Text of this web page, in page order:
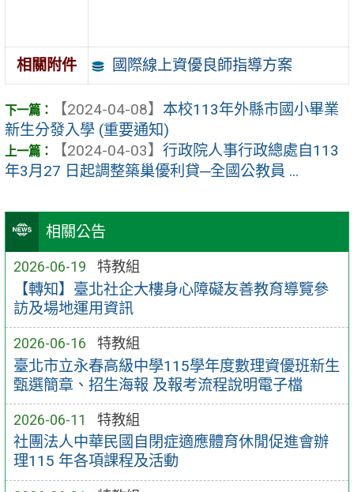
相關公告
2026-06-19 特教組
【轉知】臺北社企大樓身心障礙友善教育導覽參
訪及場地運用資訊
2026-06-16 特教組
臺北市立永春高級中學115學年度數理資優班新生
甄選簡章、招生海報 及報考流程說明電子檔
2026-06-11 特教組
社團法人中華民國自閉症適應體育休閒促進會辦
理115 年各項課程及活動
相關附件 國際線上資優良師指導方案
【2024-04-08】 本校113年外縣市國小畢業
新生分發入學 (重要通知)
【2024-04-03】 行政院人事行政總處自113
年3月27 日起調整築巢優利貸─全國公教員 ...